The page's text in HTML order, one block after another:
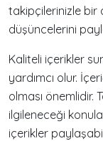
takipçilerinizle bir
düşüncelerini
Kaliteli içerikler
yardımcı olur.
olması önemlidir.
ilgileneceği
içerikler